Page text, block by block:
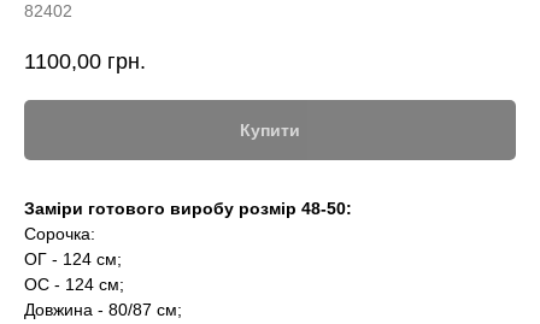
82402
1100,00 грн.
Купити
Заміри готового виробу розмір 48-50:
Сорочка:
ОГ - 124 см;
ОС - 124 см;
Довжина - 80/87 см;